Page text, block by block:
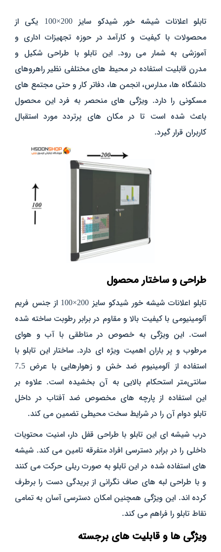
تابلو اعلانات شیشه خور شیدکو سایز 200×100 یکی از
محصولات با کیفیت و کارآمد در حوزه تجهیزات اداری و
آموزشی به شمار می‌ رود. این تابلو با طراحی شکیل و
مدرن قابلیت استفاده در محیط‌ های مختلفی نظیر راهروهای
دانشگاه‌ ها، مدارس، انجمن‌ ها، دفاتر کار و حتی مجتمع‌ های
مسکونی را دارد. ویژگی‌ های منحصر به فرد این محصول
باعث شده است تا در مکان‌ های پرتردد مورد استقبال
کاربران قرار گیرد.
طراحی و ساختار محصول
تابلو اعلانات شیشه خور شیدکو سایز 200×100 از جنس فریم
آلومینیومی با کیفیت بالا و مقاوم در برابر رطوبت ساخته شده
است. این ویژگی به خصوص در مناطقی با آب و هوای
مرطوب و پر باران اهمیت ویژه‌ ای دارد. ساختار این تابلو با
استفاده از آلومینیوم ضد خش و زهوارهایی با عرض 7.5
سانتی‌متر استحکام بالایی به آن بخشیده است. علاوه بر
این استفاده از پارچه‌ های مخصوص ضد آفتاب در داخل
تابلو دوام آن را در شرایط سخت محیطی تضمین می‌ کند.
درب شیشه‌ ای این تابلو با طراحی قفل‌ دار، امنیت محتویات
داخلی را در برابر دسترسی افراد متفرقه تامین می‌ کند. شیشه‌
های استفاده شده در این تابلو به صورت ریلی حرکت می‌ کنند
و با طراحی لبه‌ های صاف نگرانی از بریدگی دست را برطرف
کرده‌ اند. این ویژگی همچنین امکان دسترسی آسان به تمامی
نقاط تابلو را فراهم می‌ کند.
ویژگی‌ ها و قابلیت‌ های برجسته